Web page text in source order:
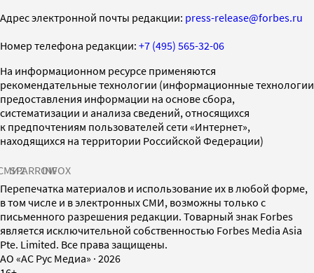
Адрес электронной почты редакции: press-release@forbes.ru
Номер телефона редакции: +7 (495) 565-32-06
На информационном ресурсе применяются
рекомендательные технологии (информационные технологии
предоставления информации на основе сбора,
систематизации и анализа сведений, относящихся
к предпочтениям пользователей сети «Интернет»,
находящихся на территории Российской Федерации)
SPARROWINFOX
Перепечатка материалов и использование их в любой форме,
в том числе и в электронных СМИ, возможны только с
письменного разрешения редакции. Товарный знак Forbes
является исключительной собственностью Forbes Media Asia
Pte. Limited. Все права защищены.
AO «АС Рус Медиа» · 2026